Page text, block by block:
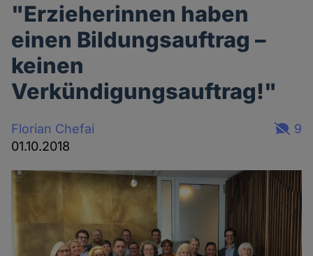
"Erzieherinnen haben
einen Bildungsauftrag –
keinen
Verkündigungsauftrag!"
Florian Chefai
01.10.2018
9